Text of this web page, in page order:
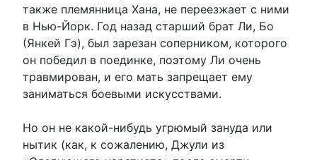
также племянница Хана, не переезжает с ними
в Нью-Йорк. Год назад старший брат Ли, Бо
(Янкей Гэ), был зарезан соперником, которого
он победил в поединке, поэтому Ли очень
травмирован, и его мать запрещает ему
заниматься боевыми искусствами.
Но он не какой-нибудь угрюмый зануда или
нытик (как, к сожалению, Джули из